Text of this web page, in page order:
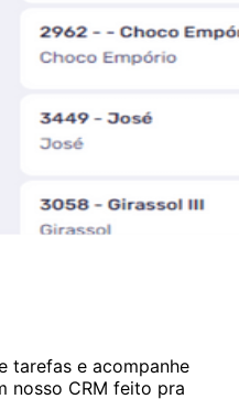
tarefas e acompanhe
nosso CRM feito pra